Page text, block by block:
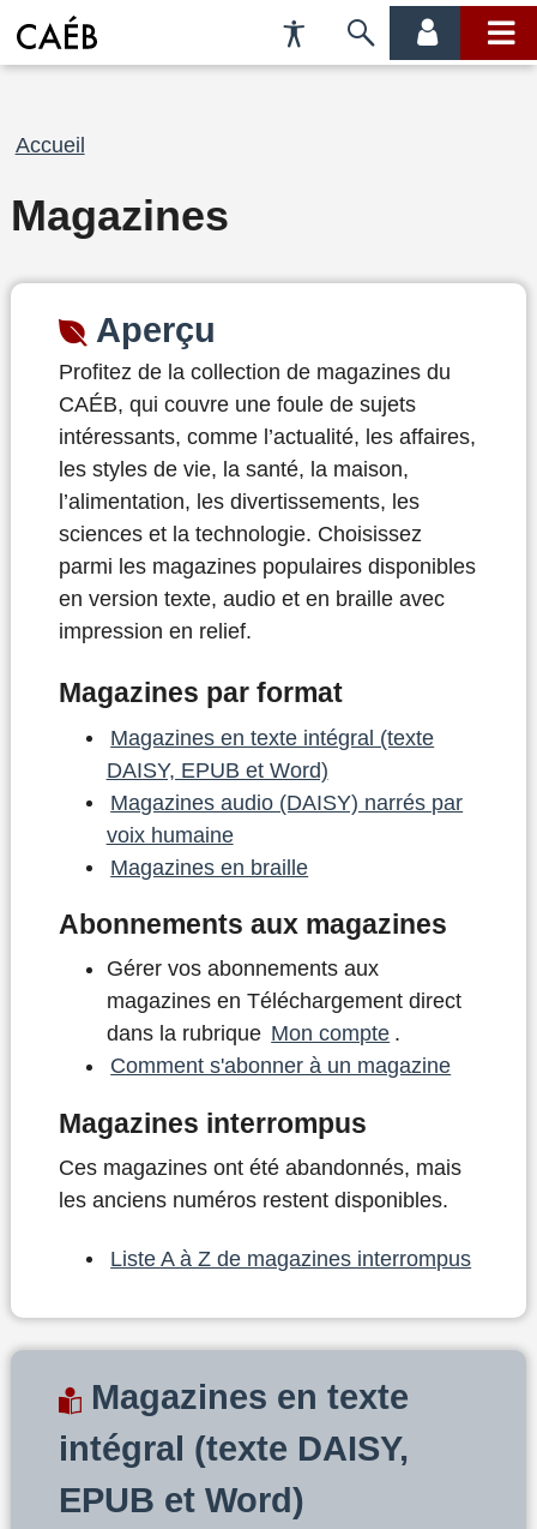
Préférences
d'accessibilité
Passer
menu
menu
Fil
Accueil
Magazines
Aperçu
Profitez de la collection de magazines du
CAÉB, qui couvre une foule de sujets
intéressants, comme l’actualité, les affaires,
les styles de vie, la santé, la maison,
l’alimentation, les divertissements, les
sciences et la technologie. Choisissez
parmi les magazines populaires disponibles
en version texte, audio et en braille avec
impression en relief.
Magazines par format
Magazines en texte intégral (texte
DAISY, EPUB et Word)
Magazines audio (DAISY) narrés par
voix humaine
Magazines en braille
Abonnements aux magazines
Gérer vos abonnements aux
magazines en Téléchargement direct
dans la rubrique Mon compte .
Comment s'abonner à un magazine
Magazines interrompus
Ces magazines ont été abandonnés, mais
les anciens numéros restent disponibles.
Liste A à Z de magazines interrompus
Magazines en texte
intégral (texte DAISY,
EPUB et Word)